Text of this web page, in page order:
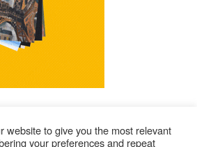
website to give you the most relevant
your preferences and repeat